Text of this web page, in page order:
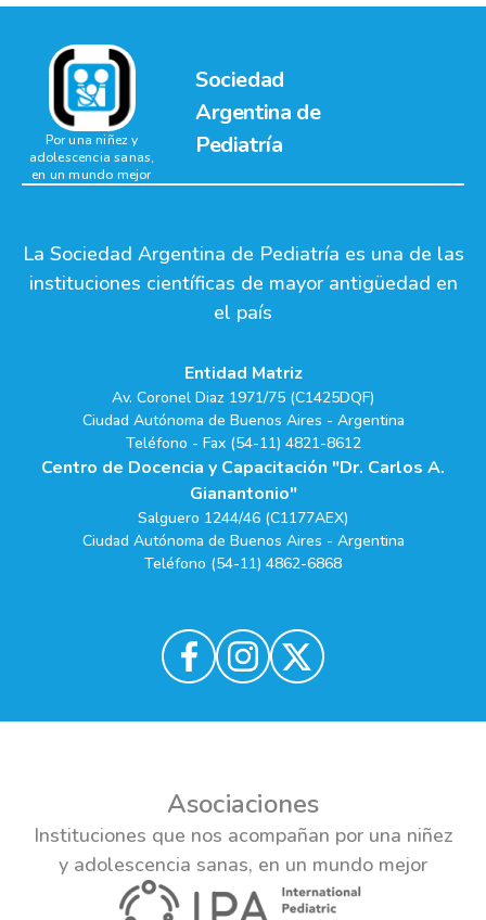
Sociedad
Argentina de
Pediatría
Por una niñez y
adolescencia sanas,
en un mundo mejor
La Sociedad Argentina de Pediatría es una de las
instituciones científicas de mayor antigüedad en
el país
Entidad Matriz
Av. Coronel Diaz 1971/75 (C1425DQF)
Ciudad Autónoma de Buenos Aires - Argentina
Teléfono - Fax (54-11) 4821-8612
Centro de Docencia y Capacitación "Dr. Carlos A.
Gianantonio"
Salguero 1244/46 (C1177AEX)
Ciudad Autónoma de Buenos Aires - Argentina
Teléfono (54-11) 4862-6868
Asociaciones
Instituciones que nos acompañan por una niñez
y adolescencia sanas, en un mundo mejor